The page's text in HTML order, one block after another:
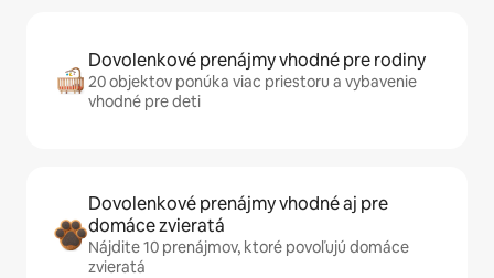
Dovolenkové prenájmy vhodné pre rodiny
20 objektov ponúka viac priestoru a vybavenie
vhodné pre deti
Dovolenkové prenájmy vhodné aj pre
domáce zvieratá
Nájdite 10 prenájmov, ktoré povoľujú domáce
zvieratá